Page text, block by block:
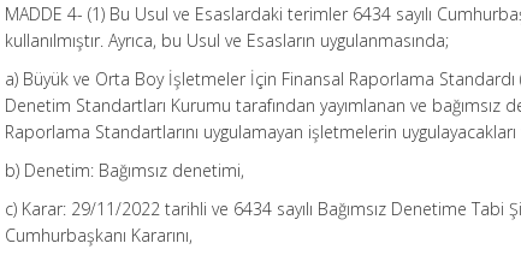
MADDE 4- (1) Bu Usul ve Esaslardaki terimler 6434 sayılı
kullanılmıştır. Ayrıca, bu Usul ve Esasların uygulanmasında;
a) Büyük ve Orta Boy İşletmeler İçin Finansal Raporlama
Denetim Standartları Kurumu tarafından yayımlanan ve bağımsız
Raporlama Standartlarını uygulamayan işletmelerin
b) Denetim: Bağımsız denetimi,
c) Karar: 29/11/2022 tarihli ve 6434 sayılı Bağımsız Denetime
Cumhurbaşkanı Kararını,